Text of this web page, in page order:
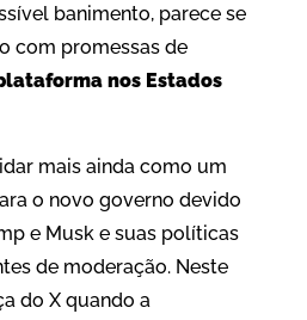
banimento, parece se
com promessas de
nos Estados
mais ainda como um
o novo governo devido
e Musk e suas políticas
de moderação. Neste
do X quando a